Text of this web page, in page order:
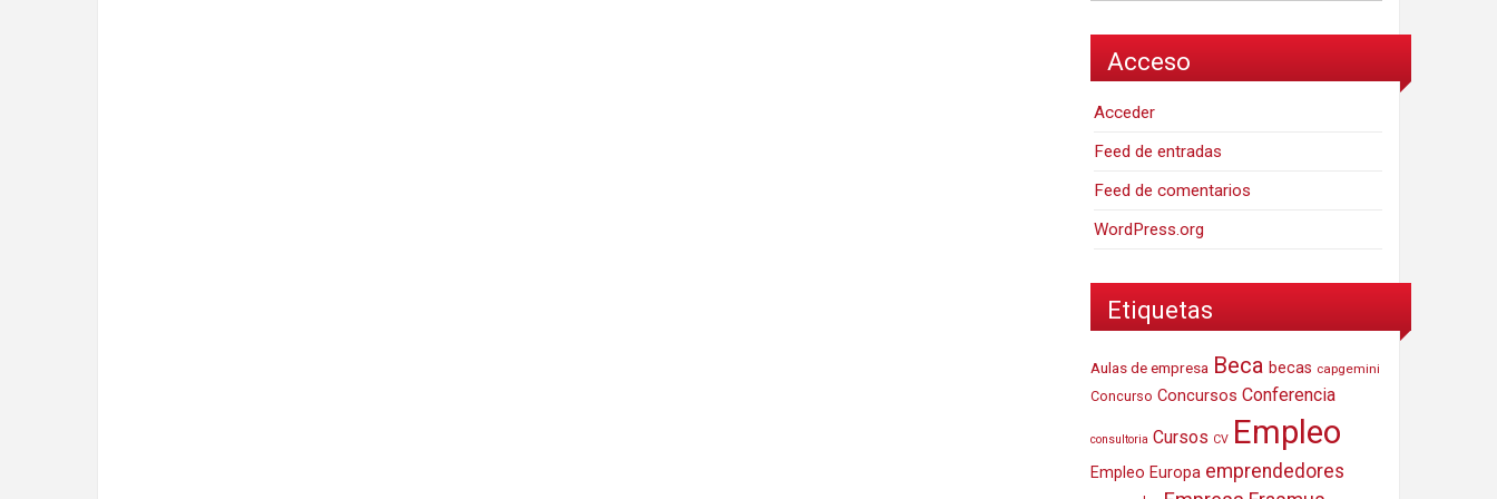
Acceso
Acceder
Feed de entradas
Feed de comentarios
WordPress.org
Etiquetas
Aulas de empresa Beca becas capgemini
Concurso Concursos Conferencia
consultoria Cursos CV Empleo
Empleo Europa emprendedores